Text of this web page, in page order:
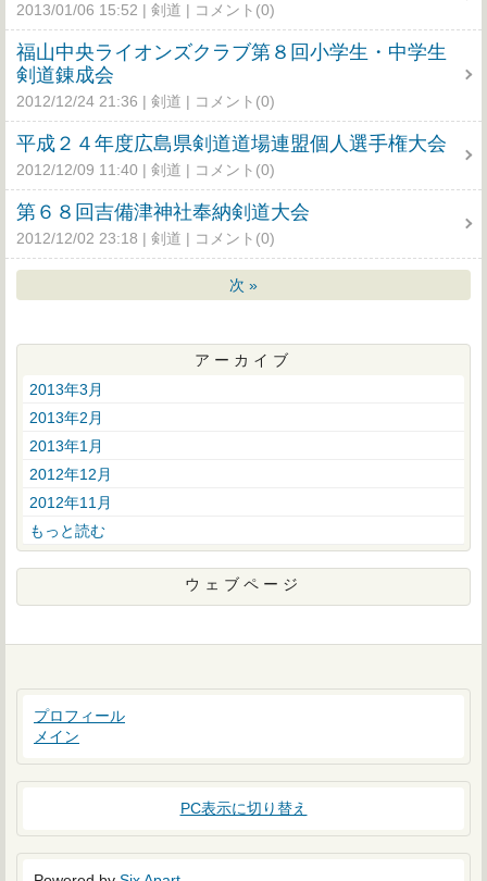
2013/01/06 15:52 剣道 コメント(0)
福山中央ライオンズクラブ第８回小学生・中学生
剣道錬成会
2012/12/24 21:36 剣道 コメント(0)
平成２４年度広島県剣道道場連盟個人選手権大会
2012/12/09 11:40 剣道 コメント(0)
第６８回吉備津神社奉納剣道大会
2012/12/02 23:18 剣道 コメント(0)
次 »
アーカイブ
2013年3月
2013年2月
2013年1月
2012年12月
2012年11月
もっと読む
ウェブページ
プロフィール
メイン
PC表示に切り替え